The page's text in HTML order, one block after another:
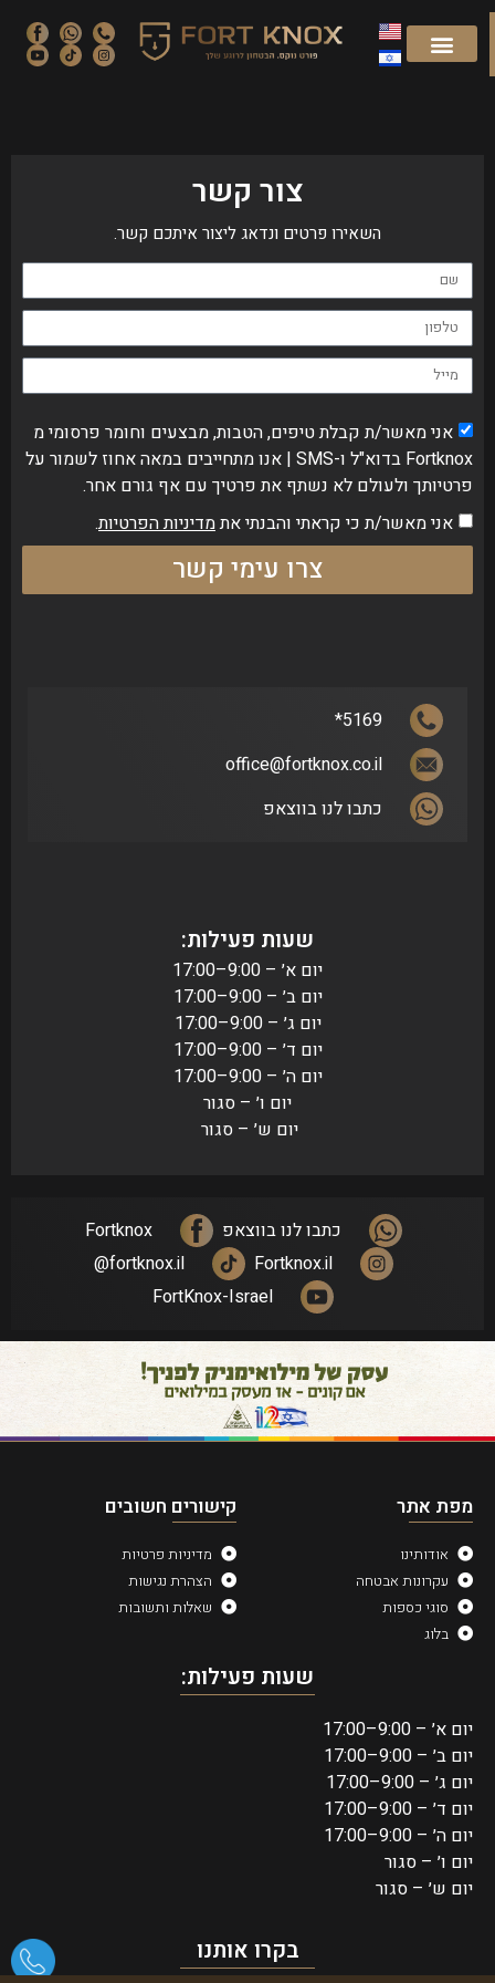
צור קשר
השאירו פרטים ונדאג ליצור איתכם קשר.
אני מאשר/ת קבלת טיפים, הטבות, מבצעים וחומר פרסומי מ
Fortknox בדוא"ל ו-SMS | אנו מתחייבים במאה אחוז לשמור על
פרטיותך ולעולם לא נשתף את פרטיך עם אף גורם אחר.
אני מאשר/ת כי קראתי והבנתי אתמדיניות הפרטיות.
צרו עימי קשר
5169*
office@fortknox.co.il
כתבו לנו בווצאפ
שעות פעילות:
יום א׳ – 9:00–17:00
יום ב׳ – 9:00–17:00
יום ג׳ – 9:00–17:00
יום ד׳ – 9:00–17:00
יום ה׳ – 9:00–17:00
יום ו׳ – סגור
יום ש׳ – סגור
כתבו לנו בווצאפ
Fortknox
Fortknox.il
fortknox.il@
FortKnox-Israel
מפת אתר
אודותינו
עקרונות אבטחה
סוגי כספות
בלוג
קישורים חשובים
מדיניות פרטיות
הצהרת נגישות
שאלות ותשובות
שעות פעילות:
יום א׳ – 9:00–17:00
יום ב׳ – 9:00–17:00
יום ג׳ – 9:00–17:00
יום ד׳ – 9:00–17:00
יום ה׳ – 9:00–17:00
יום ו׳ – סגור
יום ש׳ – סגור
בקרו אותנו